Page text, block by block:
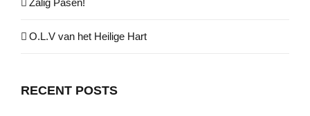
O.L.V van het Heilige Hart
RECENT POSTS